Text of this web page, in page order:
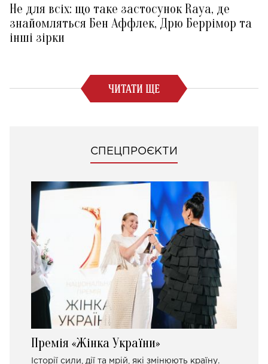
Не для всіх: що таке застосунок Raya, де
знайомляться Бен Аффлек, Дрю Беррімор та
інші зірки
ЧИТАТИ ЩЕ
СПЕЦПРОЄКТИ
Премія «Жінка України»
Історії сили, дії та мрій, які змінюють країну.